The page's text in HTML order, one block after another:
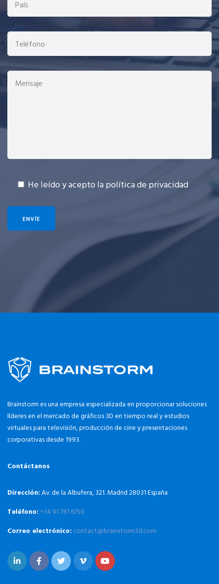
He leído y acepto la política de privacidad
Brainstorm es una empresa especializada en proporcionar soluciones
líderes en el mercado de gráficos 3D en tiempo real y estudios
virtuales para televisión, producción de cine y presentaciones
corporativas desde 1993.
Contáctanos
Dirección:Av. de la Albufera, 321. Madrid 28031 España
Teléfono:+34 91 781 6750
Correo electrónico: contact@brainstorm3d.com